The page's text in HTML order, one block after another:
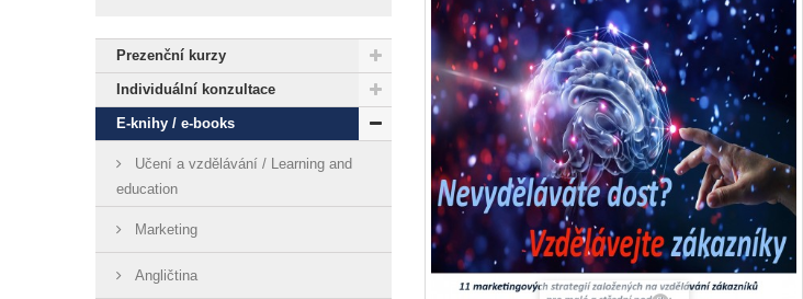
Prezenční kurzy
Individuální konzultace
E-knihy / e-books
Učení a vzdělávání / Learning and
education
Marketing
Angličtina